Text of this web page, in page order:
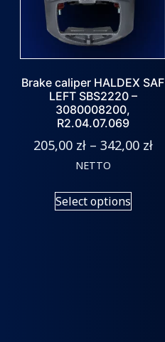
Brake caliper HALDEX SAF
LEFT SBS2220 –
3080008200,
R2.04.07.069
205,00 zł – 342,00 zł
NETTO
Select options